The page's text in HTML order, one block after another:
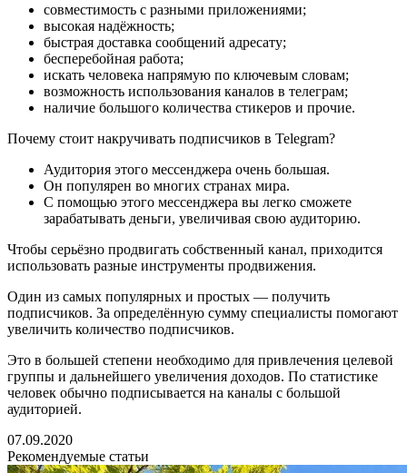
совместимость с разными приложениями;
высокая надёжность;
быстрая доставка сообщений адресату;
бесперебойная работа;
искать человека напрямую по ключевым словам;
возможность использования каналов в телеграм;
наличие большого количества стикеров и прочие.
Почему стоит накручивать подписчиков в Telegram?
Аудитория этого мессенджера очень большая.
Он популярен во многих странах мира.
С помощью этого мессенджера вы легко сможете
зарабатывать деньги, увеличивая свою аудиторию.
Чтобы серьёзно продвигать собственный канал, приходится
использовать разные инструменты продвижения.
Один из самых популярных и простых — получить
подписчиков. За определённую сумму специалисты помогают
увеличить количество подписчиков.
Это в большей степени необходимо для привлечения целевой
группы и дальнейшего увеличения доходов. По статистике
человек обычно подписывается на каналы с большой
аудиторией.
07.09.2020
Рекомендуемые статьи